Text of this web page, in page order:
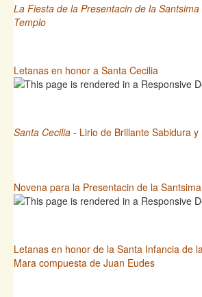
La Fiesta de la Presentacin de la
Templo
Letanas en honor a Santa Cecilia
Santa Cecilia - Lirio de Brillante Sabidura
Novena para la Presentacin de la
Letanas en honor de la Santa Infancia de
Mara compuesta de Juan Eudes